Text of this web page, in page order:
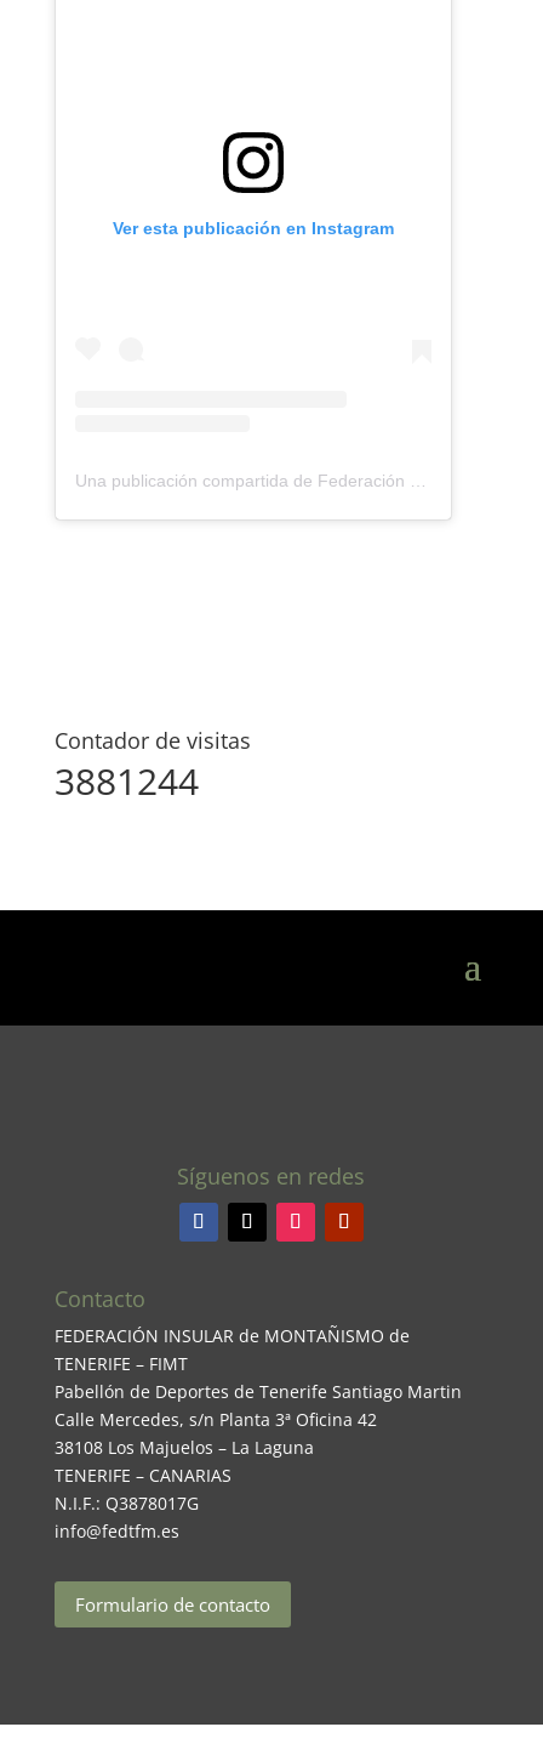
Ver esta publicación en Instagram
Una publicación compartida de Federación Montañismo Tenerife (@federacion_montanismo_tenerife)
Contador de visitas
3881244
Síguenos en redes
Contacto
FEDERACIÓN INSULAR de MONTAÑISMO de
TENERIFE – FIMT
Pabellón de Deportes de Tenerife Santiago Martin
Calle Mercedes, s/n Planta 3ª Oficina 42
38108 Los Majuelos – La Laguna
TENERIFE – CANARIAS
N.I.F.: Q3878017G
info@fedtfm.es
Formulario de contacto